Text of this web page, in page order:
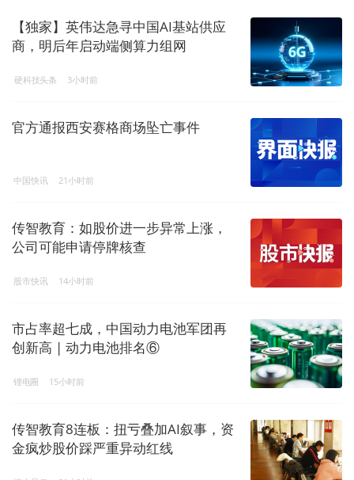
【独家】英伟达急寻中国AI基站供应
商，明后年启动端侧算力组网
硬科技头条 3小时前
官方通报西安赛格商场坠亡事件
中国快讯 21小时前
传智教育：如股价进一步异常上涨，
公司可能申请停牌核查
股市快讯 14小时前
市占率超七成，中国动力电池军团再
创新高 | 动力电池排名⑥
锂电圈 15小时前
传智教育8连板：扭亏叠加AI叙事，资
金疯炒股价踩严重异动红线